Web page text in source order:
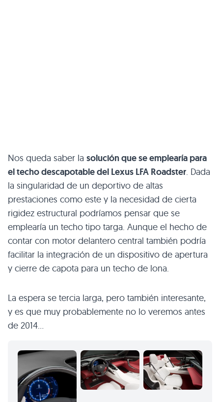
Nos queda saber la solución que se emplearía para
el techo descapotable del Lexus LFA Roadster. Dada
la singularidad de un deportivo de altas
prestaciones como este y la necesidad de cierta
rigidez estructural podríamos pensar que se
emplearía un techo tipo targa. Aunque el hecho de
contar con motor delantero central también podría
facilitar la integración de un dispositivo de apertura
y cierre de capota para un techo de lona.
La espera se tercia larga, pero también interesante,
y es que muy probablemente no lo veremos antes
de 2014…